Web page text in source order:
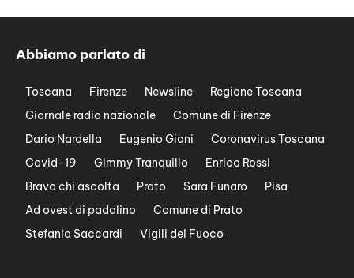
Abbiamo parlato di
Toscana Firenze Newsline
Regione Toscana
Giornale radio nazionale
Comune di Firenze
Dario Nardella
Eugenio Giani
Coronavirus Toscana
Covid-19
Gimmy Tranquillo
Enrico Rossi
Bravo chi ascolta
Prato Sara Funaro
Pisa
Ad ovest di padalino
Comune di Prato
Stefania Saccardi
Vigili del Fuoco